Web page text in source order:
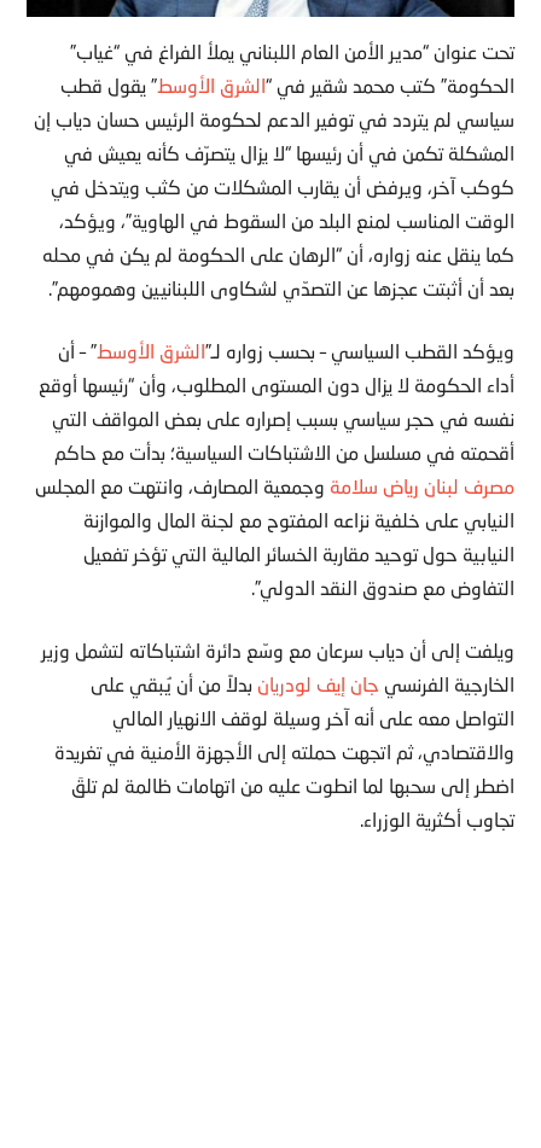
تحت عنوان “مدير الأمن العام اللبناني يملأ الفراغ في “غياب”
الحكومة” كتب محمد شقير في “الشرق الأوسط” يقول قطب
سياسي لم يتردد في توفير الدعم لحكومة الرئيس حسان دياب إن
المشكلة تكمن في أن رئيسها “لا يزال يتصرّف كأنه يعيش في
كوكب آخر، ويرفض أن يقارب المشكلات من كثب ويتدخل في
الوقت المناسب لمنع البلد من السقوط في الهاوية”، ويؤكد،
كما ينقل عنه زواره، أن “الرهان على الحكومة لم يكن في محله
بعد أن أثبتت عجزها عن التصدّي لشكاوى اللبنانيين وهمومهم”.
ويؤكد القطب السياسي – بحسب زواره لـ”الشرق الأوسط” – أن
أداء الحكومة لا يزال دون المستوى المطلوب، وأن “رئيسها أوقع
نفسه في حجر سياسي بسبب إصراره على بعض المواقف التي
أقحمته في مسلسل من الاشتباكات السياسية؛ بدأت مع حاكم
مصرف لبنان رياض سلامة وجمعية المصارف، وانتهت مع المجلس
النيابي على خلفية نزاعه المفتوح مع لجنة المال والموازنة
النيابية حول توحيد مقاربة الخسائر المالية التي تؤخر تفعيل
التفاوض مع صندوق النقد الدولي”.
ويلفت إلى أن دياب سرعان مع وسّع دائرة اشتباكاته لتشمل وزير
الخارجية الفرنسي جان إيف لودريان بدلاً من أن يُبقي على
التواصل معه على أنه آخر وسيلة لوقف الانهيار المالي
والاقتصادي، ثم اتجهت حملته إلى الأجهزة الأمنية في تغريدة
اضطر إلى سحبها لما انطوت عليه من اتهامات ظالمة لم تلقَ
تجاوب أكثرية الوزراء.